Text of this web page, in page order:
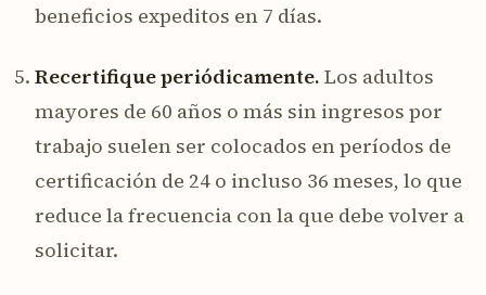
beneficios expeditos en 7 días.
Recertifique periódicamente. Los adultos
mayores de 60 años o más sin ingresos por
trabajo suelen ser colocados en períodos de
certificación de 24 o incluso 36 meses, lo que
reduce la frecuencia con la que debe volver a
solicitar.